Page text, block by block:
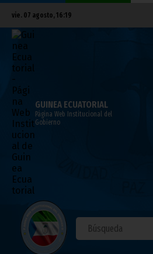
vie. 07 agosto, 16:19
GUINEA ECUATORIAL
Página Web Institucional del
Gobierno
Inauguración de la
junio 10, 2011
Noticias África
El pasado 5 de junio,